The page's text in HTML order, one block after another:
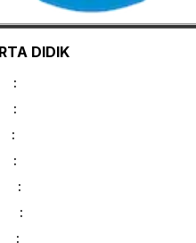
DIDIK
:
:
:
:
:
:
: